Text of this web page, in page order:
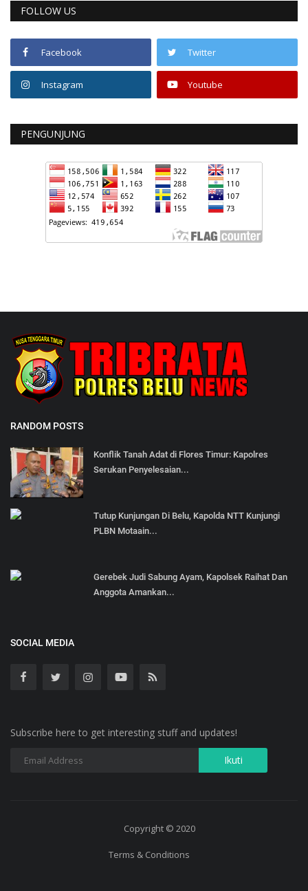
FOLLOW US
Facebook Twitter
Instagram Youtube
PENGUNJUNG
RANDOM POSTS
Konflik Tanah Adat di Flores Timur: Kapolres
Serukan Penyelesaian...
Tutup Kunjungan Di Belu, Kapolda NTT Kunjungi
PLBN Motaain...
Gerebek Judi Sabung Ayam, Kapolsek Raihat Dan
Anggota Amankan...
SOCIAL MEDIA
Subscribe here to get interesting stuff and updates!
Copyright © 2020
Terms & Conditions